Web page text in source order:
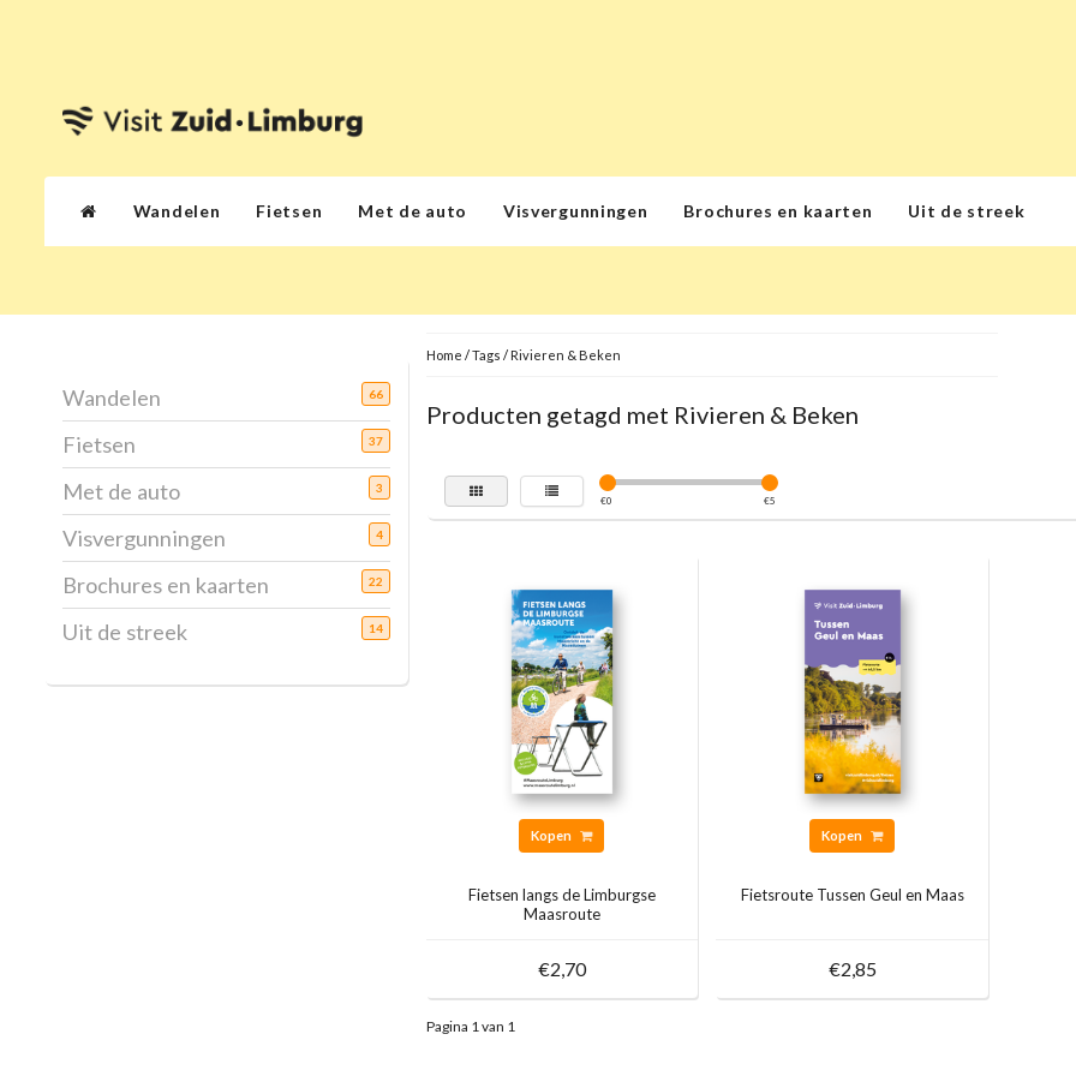
Wandelen Fietsen Met de auto Visvergunningen Brochures en kaarten Uit de streek
Wandelen 66
Fietsen 37
Met de auto 3
Visvergunningen 4
Brochures en kaarten 22
Uit de streek 14
Home /Tags / Rivieren & Beken
Producten getagd met Rivieren & Beken
€0 €5
Kopen
Fietsen langs de Limburgse
Maasroute
€2,70
Kopen
Fietsroute Tussen Geul en Maas
€2,85
Pagina 1 van 1